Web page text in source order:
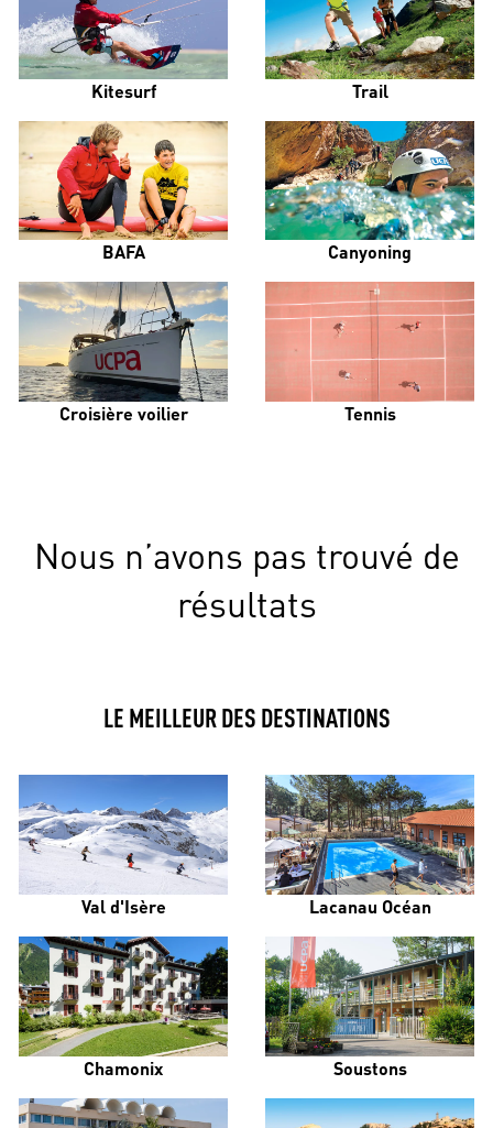
Kitesurf Trail
BAFA Canyoning
Croisière voilier Tennis
Nous n’avons pas trouvé de
résultats
LE MEILLEUR DES DESTINATIONS
Val d'Isère Lacanau Océan
Chamonix Soustons